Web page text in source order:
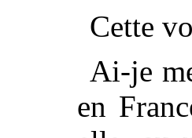
Cette
Ai-je
en